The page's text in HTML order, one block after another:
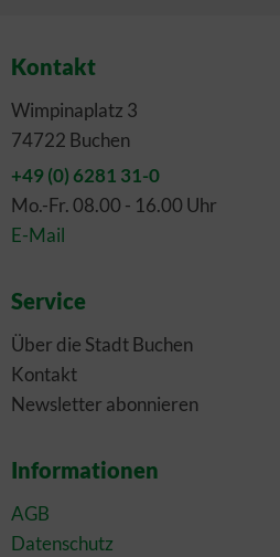
Kontakt
Wimpinaplatz 3
74722 Buchen
+49 (0) 6281 31-0
Mo.-Fr. 08.00 - 16.00 Uhr
E-Mail
Service
Über die Stadt Buchen
Kontakt
Newsletter abonnieren
Informationen
AGB
Datenschutz